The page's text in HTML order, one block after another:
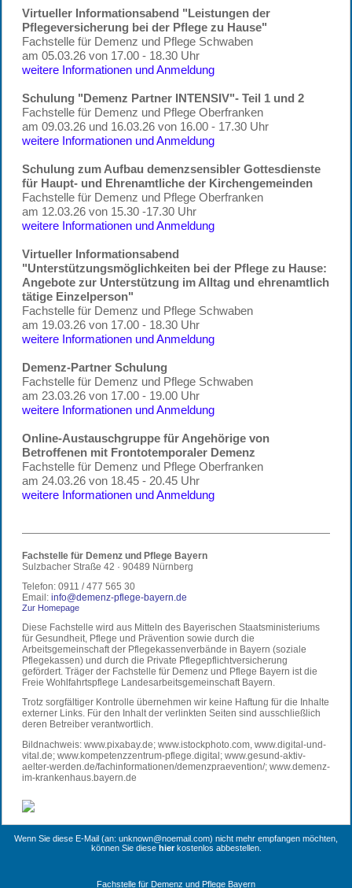
Virtueller Informationsabend "Leistungen der
Pflegeversicherung bei der Pflege zu Hause"
Fachstelle für Demenz und Pflege Schwaben
am 05.03.26 von 17.00 - 18.30 Uhr
weitere Informationen und Anmeldung
Schulung "Demenz Partner INTENSIV"- Teil 1 und 2
Fachstelle für Demenz und Pflege Oberfranken
am 09.03.26 und 16.03.26 von 16.00 - 17.30 Uhr
weitere Informationen und Anmeldung
Schulung zum Aufbau demenzsensibler Gottesdienste
für Haupt- und Ehrenamtliche der Kirchengemeinden
Fachstelle für Demenz und Pflege Oberfranken
am 12.03.26 von 15.30 -17.30 Uhr
weitere Informationen und Anmeldung
Virtueller Informationsabend
"Unterstützungsmöglichkeiten bei der Pflege zu Hause:
Angebote zur Unterstützung im Alltag und ehrenamtlich
tätige Einzelperson"
Fachstelle für Demenz und Pflege Schwaben
am 19.03.26 von 17.00 - 18.30 Uhr
weitere Informationen und Anmeldung
Demenz-Partner Schulung
Fachstelle für Demenz und Pflege Schwaben
am 23.03.26 von 17.00 - 19.00 Uhr
weitere Informationen und Anmeldung
Online-Austauschgruppe für Angehörige von
Betroffenen mit Frontotemporaler Demenz
Fachstelle für Demenz und Pflege Oberfranken
am 24.03.26 von 18.45 - 20.45 Uhr
weitere Informationen und Anmeldung
Fachstelle für Demenz und Pflege Bayern
Sulzbacher Straße 42 · 90489 Nürnberg
Telefon: 0911 / 477 565 30
Email: info@demenz-pflege-bayern.de
Zur Homepage
Diese Fachstelle wird aus Mitteln des Bayerischen Staatsministeriums
für Gesundheit, Pflege und Prävention sowie durch die
Arbeitsgemeinschaft der Pflegekassenverbände in Bayern (soziale
Pflegekassen) und durch die Private Pflegepflichtversicherung
gefördert. Träger der Fachstelle für Demenz und Pflege Bayern ist die
Freie Wohlfahrtspflege Landesarbeitsgemeinschaft Bayern.
Trotz sorgfältiger Kontrolle übernehmen wir keine Haftung für die Inhalte
externer Links. Für den Inhalt der verlinkten Seiten sind ausschließlich
deren Betreiber verantwortlich.
Bildnachweis: www.pixabay.de; www.istockphoto.com, www.digital-und-
vital.de; www.kompetenzzentrum-pflege.digital; www.gesund-aktiv-
aelter-werden.de/fachinformationen/demenzpraevention/; www.demenz-
im-krankenhaus.bayern.de
Wenn Sie diese E-Mail (an: unknown@noemail.com) nicht mehr empfangen möchten,
können Sie diese hierkostenlos abbestellen.
Fachstelle für Demenz und Pflege Bayern